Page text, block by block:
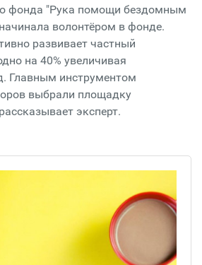
фонда "Рука помощи бездомным
волонтёром в фонде.
развивает частный
на 40% увеличивая
Главным инструментом
выбрали площадку
эксперт.